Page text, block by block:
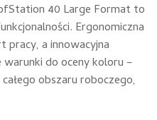
40 Large Format to
Ergonomiczna
a innowacyjna
do oceny koloru –
obszaru roboczego,